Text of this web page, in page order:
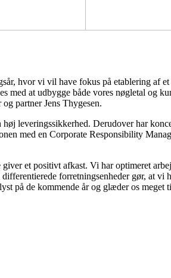
hvor vi vil have fokus på etablering af
med at udbygge både vores nøgletal og
partner Jens Thygesen.
leveringssikkerhed. Derudover har
med en Corporate Responsibility
et positivt afkast. Vi har optimeret
forretningsenheder gør, at vi
på de kommende år og glæder os meget